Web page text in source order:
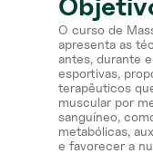
O curso de
apresenta as
antes, durante
esportivas,
terapêuticos
muscular por
sanguíneo,
metabólicas,
e favorecer a